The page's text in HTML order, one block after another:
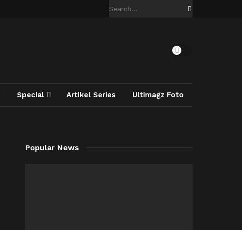
Special Artikel Series Ultimagz Foto
Popular News